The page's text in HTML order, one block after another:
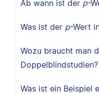
Ab wann ist der p-
Was ist der p-Wert
Wozu braucht man
Doppelblindstudien?
Was ist ein Beispiel